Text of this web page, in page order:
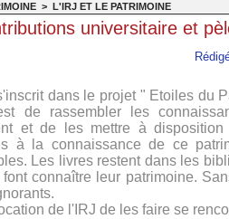
> L'IRJ ET LE PATRIMOINE
universitaire et
dans le projet " Etoiles du
de rassembler les
et de les mettre à
à la connaissance de ce
Les livres restent dans les
font connaître leur patrimoine.
de l'IRJ de les faire se